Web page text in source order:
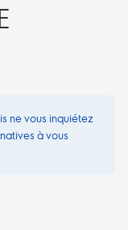
ne vous inquiétez
à vous